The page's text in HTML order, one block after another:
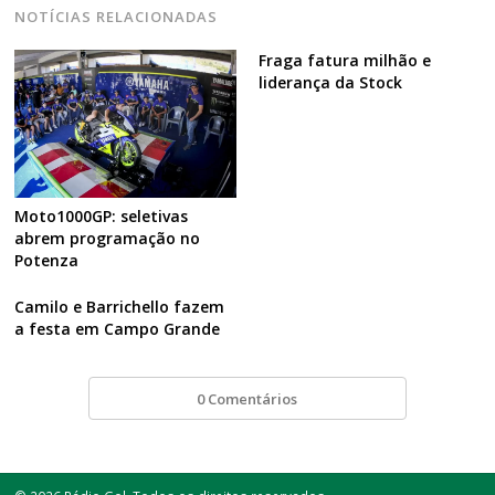
NOTÍCIAS RELACIONADAS
Moto1000GP: seletivas
abrem programação no
Potenza
Fraga fatura milhão e
liderança da Stock
Camilo e Barrichello fazem
a festa em Campo Grande
0 Comentários